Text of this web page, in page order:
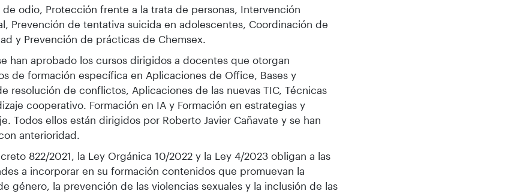
odio, Protección frente a la trata de personas, Intervención
Prevención de tentativa suicida en adolescentes, Coordinación de
y Prevención de prácticas de Chemsex.
han aprobado los cursos dirigidos a docentes que otorgan
de formación específica en Aplicaciones de Office, Bases y
resolución de conflictos, Aplicaciones de las nuevas TIC, Técnicas
cooperativo. Formación en IA y Formación en estrategias y
Todos ellos están dirigidos por Roberto Javier Cañavate y se han
anterioridad.
822/2021, la Ley Orgánica 10/2022 y la Ley 4/2023 obligan a las
a incorporar en su formación contenidos que promuevan la
género, la prevención de las violencias sexuales y la inclusión de las